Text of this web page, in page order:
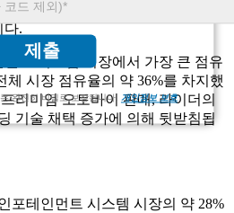
제출
완전히 비밀로 보장됩니다. 개인정보 보호
57%가 공장에서 설치되는 인포테
다.
트 시스템 시장에서 가장 큰 점유
체 시장 점유율의 약 36%를 차지했
리미엄 오토바이 판매, 라이더의
기술 채택 증가에 의해 뒷받침됩
포테인먼트 시스템 시장의 약 28%